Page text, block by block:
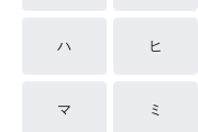
ハ ヒ
マ ミ